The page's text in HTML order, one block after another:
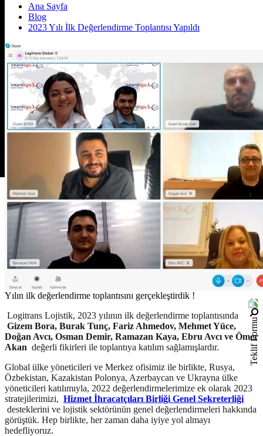
Ana Sayfa
Blog
2023 Yılı İlk Değerlendirme Toplantısı Yapıldı
Yılın ilk değerlendirme toplantısını gerçekleştirdik !
Logitrans Lojistik, 2023 yılının ilk değerlendirme toplantısında
Gizem Bora, Burak Tunç, Fariz Ahmedov, Mehmet Yüce,
Doğan Avcı, Osman Demir, Ramazan Kaya, Ebru Avcı ve Ömer
Akan değerli fikirleri ile toplantıya katılım sağlamışlardır.
Global ülke yöneticileri ve Merkez ofisimiz ile birlikte, Rusya,
Özbekistan, Kazakistan Polonya, Azerbaycan ve Ukrayna ülke
yöneticileri katılımıyla, 2022 değerlendirmelerimize ek olarak 2023
stratejilerimizi, Hizmet İhracatçıları Birliği Genel Sekreterliği
desteklerini ve lojistik sektörünün genel değerlendirmeleri hakkında
görüştük. Hep birlikte, her zaman daha iyiye yol almayı
hedefliyoruz.
Teklif Formu